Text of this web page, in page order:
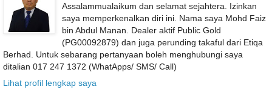
Assalammualaikum dan selamat sejahtera. Izinkan
saya memperkenalkan diri ini. Nama saya Mohd Faiz
bin Abdul Manan. Dealer aktif Public Gold
(PG00092879) dan juga perunding takaful dari Etiqa
Berhad. Untuk sebarang pertanyaan boleh menghubungi saya
ditalian 017 247 1372 (WhatApps/ SMS/ Call)
Lihat profil lengkap saya